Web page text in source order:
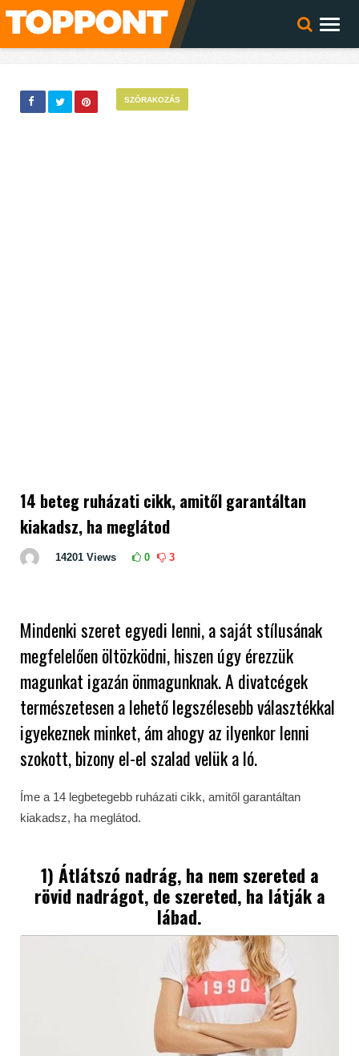
SZÓRAKOZÁS
14 beteg ruházati cikk, amitől garantáltan
kiakadsz, ha meglátod
14201 Views 0 3
Mindenki szeret egyedi lenni, a saját stílusának
megfelelően öltözködni, hiszen úgy érezzük
magunkat igazán önmagunknak. A divatcégek
természetesen a lehető legszélesebb választékkal
igyekeznek minket, ám ahogy az ilyenkor lenni
szokott, bizony el-el szalad velük a ló.
Íme a 14 legbetegebb ruházati cikk, amitől garantáltan
kiakadsz, ha meglátod.
1) Átlátszó nadrág, ha nem szereted a
rövid nadrágot, de szereted, ha látják a
lábad.